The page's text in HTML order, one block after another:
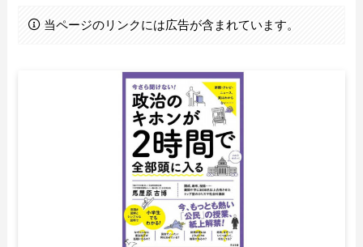
当ページのリンクには広告が含まれています。